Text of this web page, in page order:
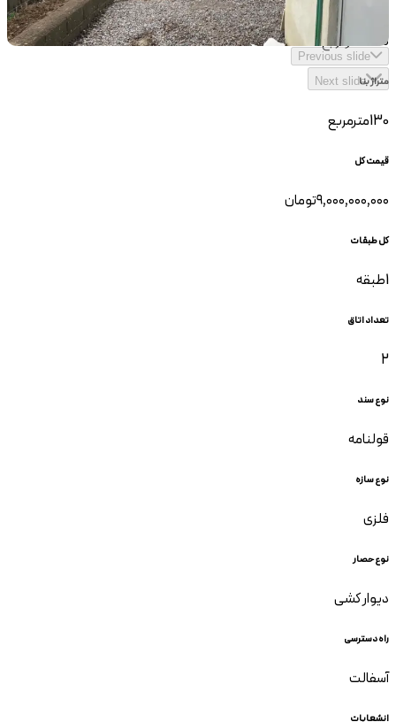
Previous slide
Next slide
825مترمربع
متراژ بنا
130مترمربع
قیمت کل
۹٬۰۰۰٬۰۰۰٬۰۰۰تومان
کل طبقات
1طبقه
تعداد اتاق
2
نوع سند
قولنامه
نوع سازه
فلزی
نوع حصار
دیوار کشی
راه دسترسی
آسفالت
انشعابات